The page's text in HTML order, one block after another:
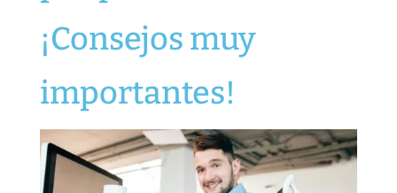
¡Consejos muy
importantes!